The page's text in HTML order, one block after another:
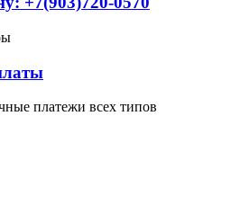
платежи всех типов